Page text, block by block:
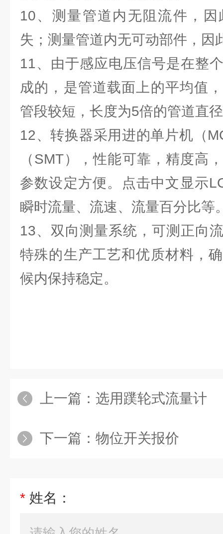
10、测量管道内无阻流件，
失；测量管道内无可动部件，因
11、由于感应电压信号是在整
成的，是管道载面上的平均值
管段较短，长度为5倍的管道直
12、转换器采用进的单片机（
（SMT），性能可靠，精度高
参数设定方便。点击中文显示
瞬时流量、流速、流量百分比等
13、双向测量系统，可测正向
特殊的生产工艺和优质材料，
候内保持稳定。
上一篇： 选用蹼轮式流量计
下一篇： 物位开关报价
* 姓名：